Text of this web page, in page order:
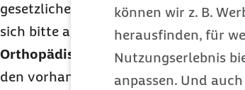
können wir z. B.
herausfinden, für
Nutzungserlebnis
anpassen. Und
gesetzlichen Krankenversicherung.
sich bitte an Ihren Arbeitgeber.
Orthopädische Zurichtungenam
den vorhandenen Konfektionsschuh